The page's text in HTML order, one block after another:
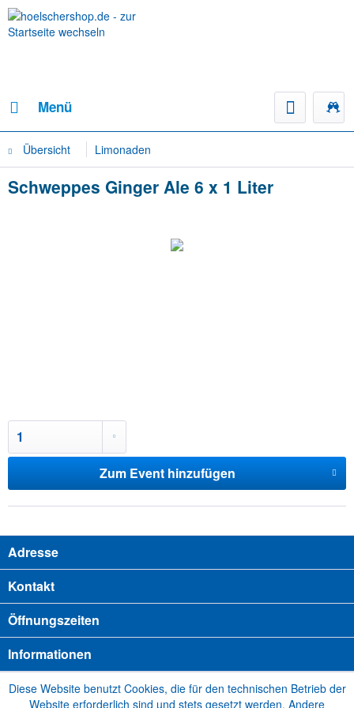
Menü
Übersicht Limonaden
Schweppes Ginger Ale 6 x 1 Liter
Zum Event hinzufügen
Adresse
Kontakt
Öffnungszeiten
Informationen
Diese Website benutzt Cookies, die für den technischen Betrieb der
Website erforderlich sind und stets gesetzt werden. Andere